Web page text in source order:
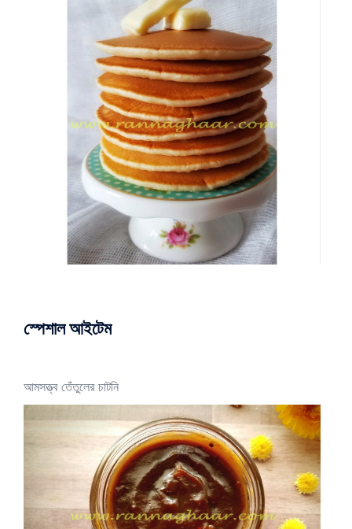
স্পেশাল আইটেম
আমসত্ত্ব তেঁতুলের চাটনি